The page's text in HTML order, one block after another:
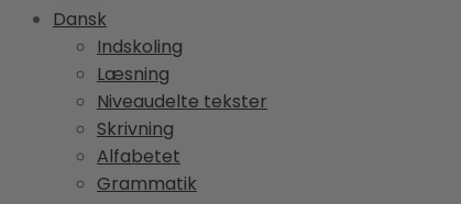
Dansk
Indskoling
Læsning
Niveaudelte tekster
Skrivning
Alfabetet
Grammatik